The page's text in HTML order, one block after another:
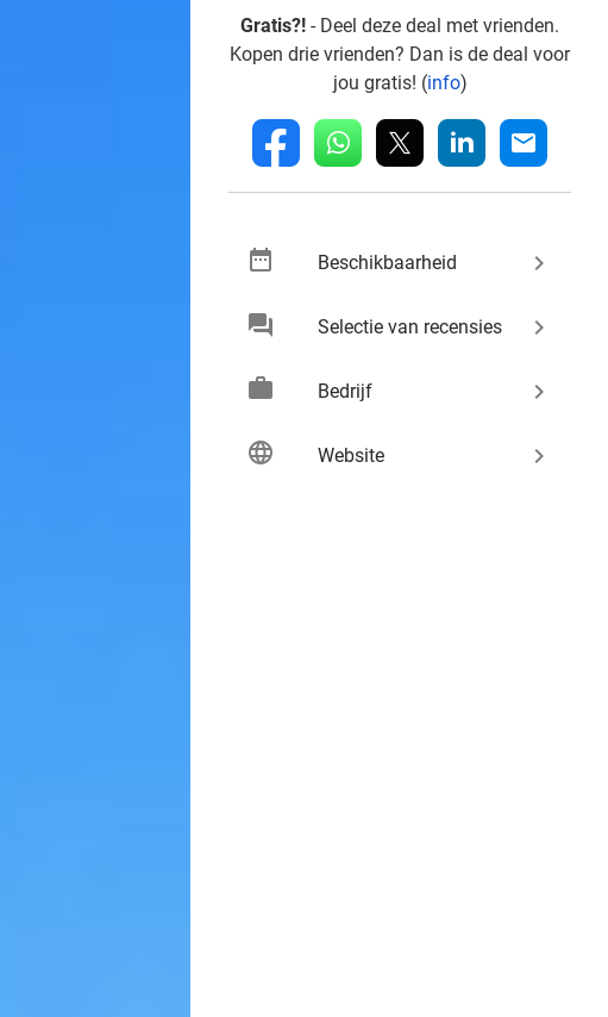
Gratis?! - Deel deze deal met vrienden.
Kopen drie vrienden? Dan is de deal voor
jou gratis! (info)
fb whatsapp linkedin mail
date_range Beschikbaarheid keyboard_arrow_right
chat Selectie van recensies keyboard_arrow_right
work Bedrijf keyboard_arrow_right
language Website keyboard_arrow_right